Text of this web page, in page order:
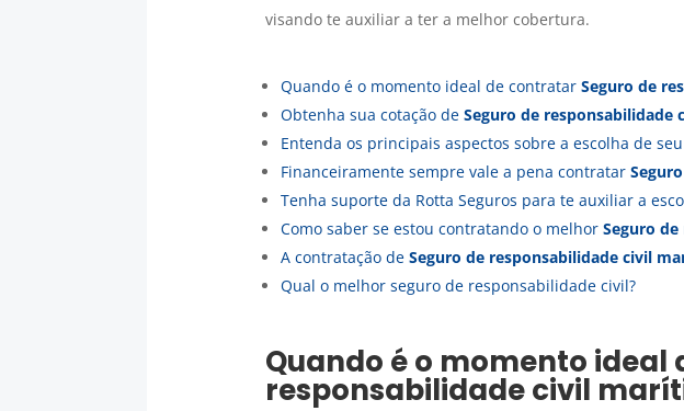
visando te auxiliar a ter a melhor cobertura.
Quando é o momento ideal de contratar Seguro de
Obtenha sua cotação de Seguro de responsabilidade
Entenda os principais aspectos sobre a escolha de seu
Financeiramente sempre vale a pena contratar Seguro
Tenha suporte da Rotta Seguros para te auxiliar a
Como saber se estou contratando o melhor Seguro de
A contratação de Seguro de responsabilidade civil
Qual o melhor seguro de responsabilidade civil?
Quando é o momento
responsabilidade civil